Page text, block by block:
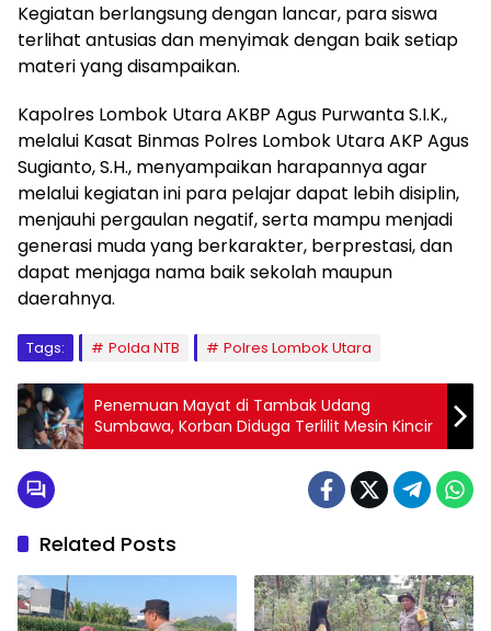
Kegiatan berlangsung dengan lancar, para siswa
terlihat antusias dan menyimak dengan baik setiap
materi yang disampaikan.
Kapolres Lombok Utara AKBP Agus Purwanta S.I.K.,
melalui Kasat Binmas Polres Lombok Utara AKP Agus
Sugianto, S.H., menyampaikan harapannya agar
melalui kegiatan ini para pelajar dapat lebih disiplin,
menjauhi pergaulan negatif, serta mampu menjadi
generasi muda yang berkarakter, berprestasi, dan
dapat menjaga nama baik sekolah maupun
daerahnya.
Tags: Polda NTB Polres Lombok Utara
Penemuan Mayat di Tambak Udang
Sumbawa, Korban Diduga Terlilit Mesin Kincir
Related Posts